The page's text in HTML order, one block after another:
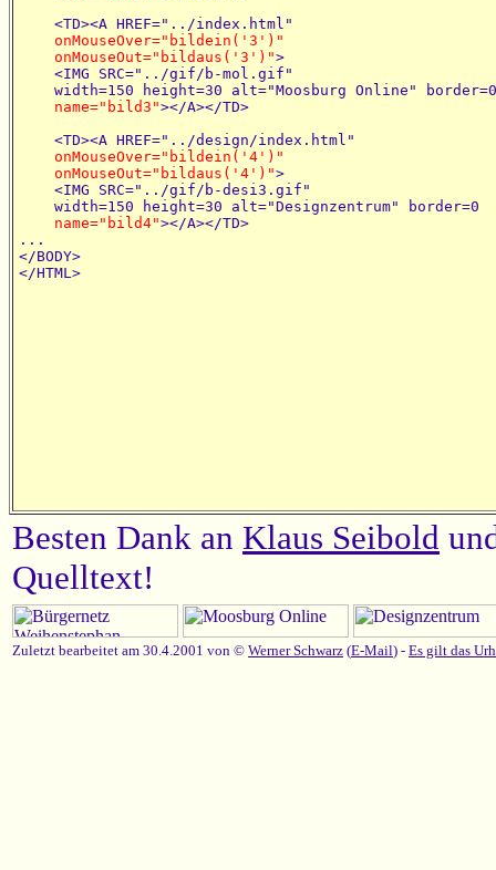
    <TD><A HREF="../index.html"
onMouseOver="bildein('3')"
    onMouseOut="bildaus('3')"
>
    <IMG SRC="../gif/b-mol.gif"
    width=150 height=30 alt="Moosburg Online" border=0
name="bild3"></A></TD>
    <TD><A HREF="../design/index.html"
onMouseOver="bildein('4')"
    onMouseOut="bildaus('4')"
>
    <IMG SRC="../gif/b-desi3.gif"
    width=150 height=30 alt="Designzentrum" border=0
name="bild4"></A></TD>
...
</BODY>
Besten Dank an Klaus Seibold
Quelltext!
Zuletzt bearbeitet am 30.4.2001 von © Werner Schwarz (E-Mail) - Es gilt das